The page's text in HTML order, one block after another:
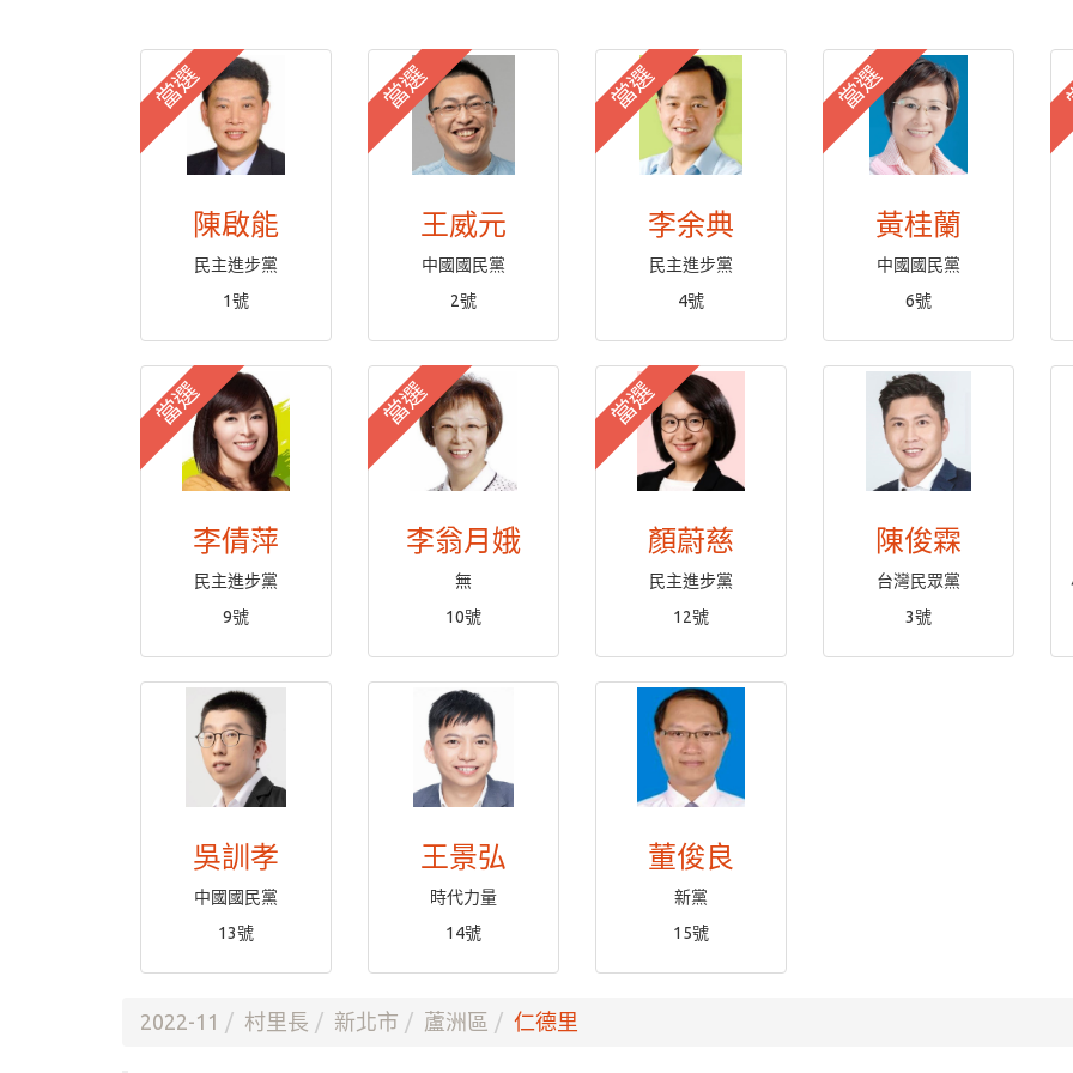
當選
陳啟能
民主進步黨
1號
當選
王威元
中國國民黨
2號
當選
李余典
民主進步黨
4號
當選
黃桂蘭
中國國民黨
6號
當選
李倩萍
民主進步黨
9號
當選
李翁月娥
無
10號
當選
顏蔚慈
民主進步黨
12號
陳俊霖
台灣民眾黨
3號
吳訓孝
中國國民黨
13號
王景弘
時代力量
14號
董俊良
新黨
15號
2022-11 村里長 新北市 蘆洲區 仁德里